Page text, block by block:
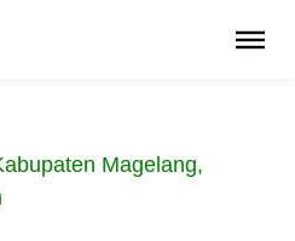
Magelang,